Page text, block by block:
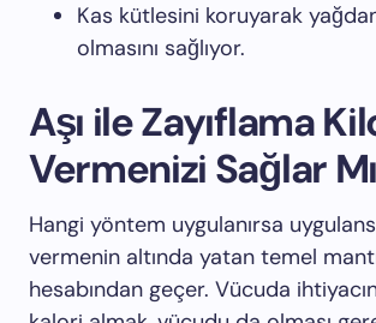
Kas kütlesini koruyarak
olmasını sağlıyor.
Aşı ile Zayıflama
Vermenizi Sağlar
Hangi yöntem uygulanırsa
vermenin altında yatan temel
hesabından geçer. Vücuda